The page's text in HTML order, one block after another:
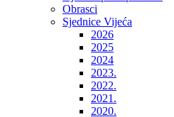
Obrasci
Sjednice Vijeća
2026
2025
2024
2023.
2022.
2021.
2020.